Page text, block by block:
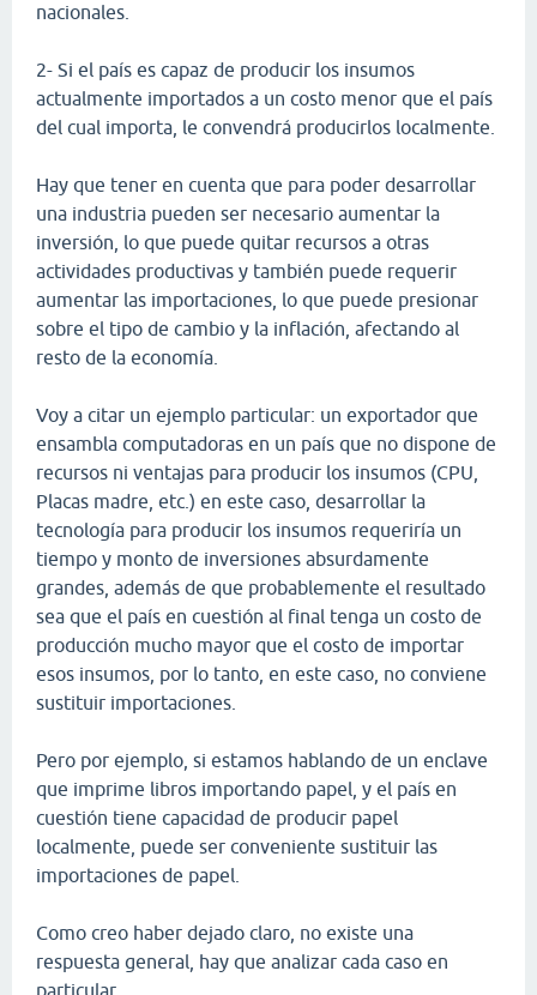
nacionales.
2- Si el país es capaz de producir los insumos
actualmente importados a un costo menor que el país
del cual importa, le convendrá producirlos localmente.
Hay que tener en cuenta que para poder desarrollar
una industria pueden ser necesario aumentar la
inversión, lo que puede quitar recursos a otras
actividades productivas y también puede requerir
aumentar las importaciones, lo que puede presionar
sobre el tipo de cambio y la inflación, afectando al
resto de la economía.
Voy a citar un ejemplo particular: un exportador que
ensambla computadoras en un país que no dispone de
recursos ni ventajas para producir los insumos (CPU,
Placas madre, etc.) en este caso, desarrollar la
tecnología para producir los insumos requeriría un
tiempo y monto de inversiones absurdamente
grandes, además de que probablemente el resultado
sea que el país en cuestión al final tenga un costo de
producción mucho mayor que el costo de importar
esos insumos, por lo tanto, en este caso, no conviene
sustituir importaciones.
Pero por ejemplo, si estamos hablando de un enclave
que imprime libros importando papel, y el país en
cuestión tiene capacidad de producir papel
localmente, puede ser conveniente sustituir las
importaciones de papel.
Como creo haber dejado claro, no existe una
respuesta general, hay que analizar cada caso en
particular.